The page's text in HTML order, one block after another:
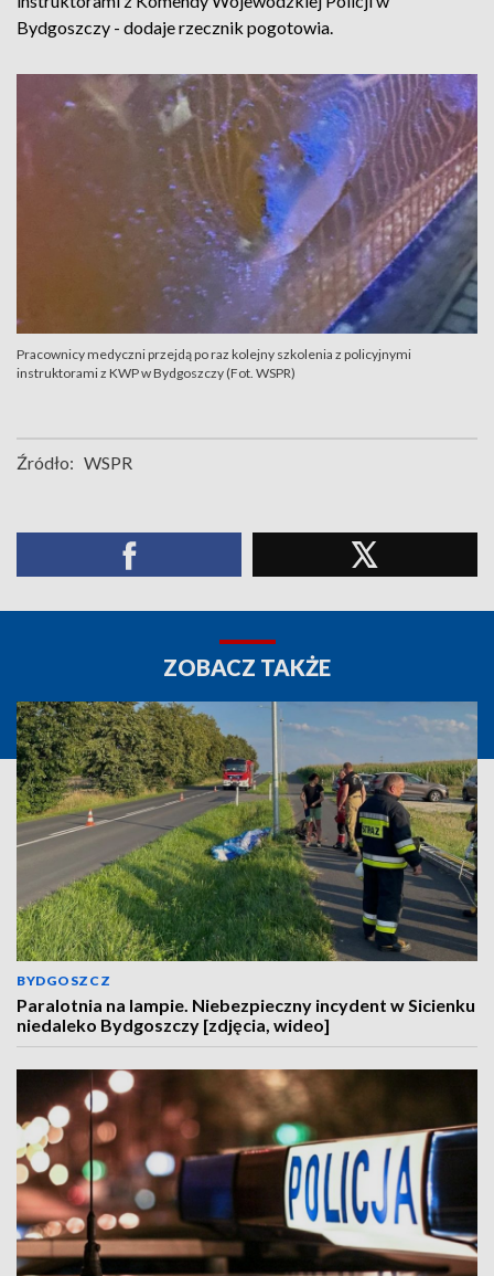
Bydgoszczy - dodaje rzecznik pogotowia.
Pracownicy medyczni przejdą po raz kolejny szkolenia z policyjnymi
instruktorami z KWP w Bydgoszczy (Fot. WSPR)
Źródło: WSPR
ZOBACZ TAKŻE
BYDGOSZCZ
Paralotnia na lampie. Niebezpieczny incydent w Sicienku
niedaleko Bydgoszczy [zdjęcia, wideo]